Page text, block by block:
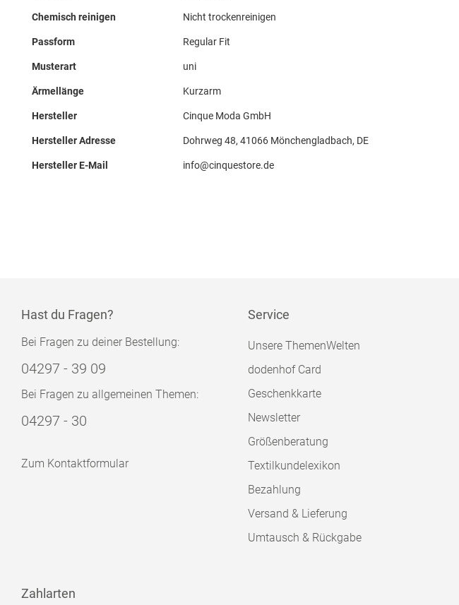
Chemisch reinigen Nicht trockenreinigen
Passform Regular Fit
Musterart uni
Ärmellänge Kurzarm
Hersteller Cinque Moda GmbH
Hersteller Adresse Dohrweg 48, 41066 Mönchengladbach, DE
Hersteller E-Mail info@cinquestore.de
Hast du Fragen?
Bei Fragen zu deiner Bestellung:
04297 - 39 09
Bei Fragen zu allgemeinen Themen:
04297 - 30
Zum Kontaktformular
Service
Unsere ThemenWelten
dodenhof Card
Geschenkkarte
Newsletter
Größenberatung
Textilkundelexikon
Bezahlung
Versand & Lieferung
Umtausch & Rückgabe
Zahlarten